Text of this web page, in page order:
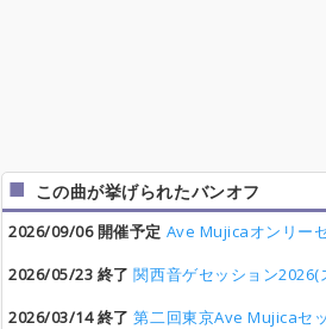
この曲が挙げられたバンオフ
2026/09/06 開催予定 Ave Mujicaオンリー
2026/05/23 終了 関西音ゲセッション2026(
2026/03/14 終了 第二回東京Ave Mujicaセ